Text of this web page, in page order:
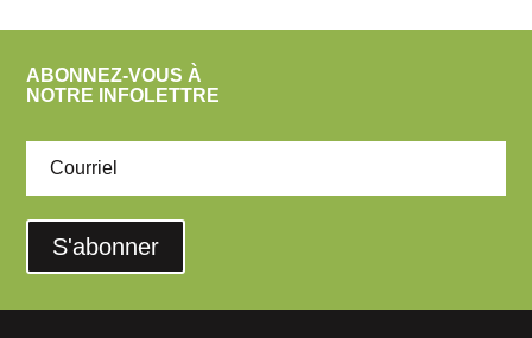
ABONNEZ-VOUS À
NOTRE INFOLETTRE
S'abonner